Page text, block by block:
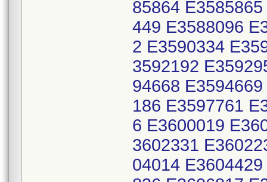
85864
449 E3588096
2 E3590334
3592192
94668
186 E3597761
6 E3600019
3602331
04014